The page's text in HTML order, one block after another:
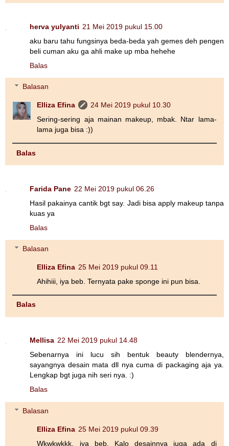
herva yulyanti 21 Mei 2019 pukul 15.00
aku baru tahu fungsinya beda-beda yah gemes deh pengen
beli cuman aku ga ahli make up mba hehehe
Balas
Balasan
Elliza Efina
24 Mei 2019 pukul 10.30
Sering-sering aja mainan makeup, mbak. Ntar lama-
lama juga bisa :))
Balas
Farida Pane 22 Mei 2019 pukul 06.26
Hasil pakainya cantik bgt say. Jadi bisa apply makeup tanpa
kuas ya
Balas
Balasan
Elliza Efina 25 Mei 2019 pukul 09.11
Ahihiii, iya beb. Ternyata pake sponge ini pun bisa.
Balas
Mellisa 22 Mei 2019 pukul 14.48
Sebenarnya ini lucu sih bentuk beauty blendernya,
sayangnya desain mata dll nya cuma di packaging aja ya.
Lengkap bgt juga nih seri nya. :)
Balas
Balasan
Elliza Efina 25 Mei 2019 pukul 09.39
Wkwkwkkk, iya beb. Kalo desainnya juga ada di